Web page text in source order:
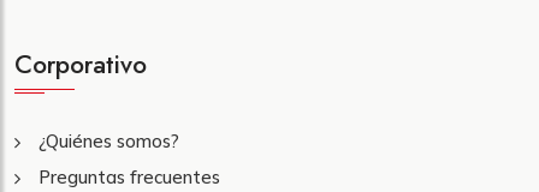
Corporativo
¿Quiénes somos?
Preguntas frecuentes